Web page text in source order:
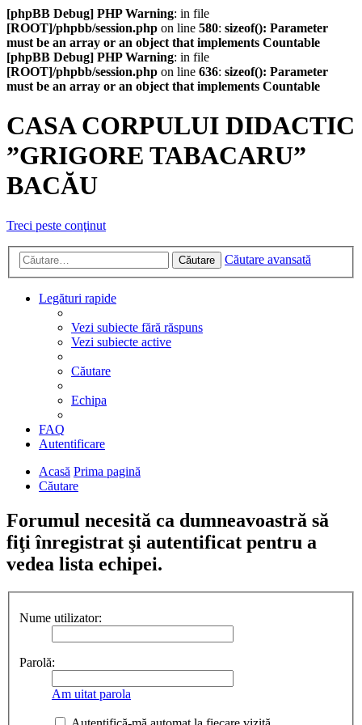
[phpBB Debug] PHP Warning: in file
[ROOT]/phpbb/session.php on line 580: sizeof(): Parameter
must be an array or an object that implements Countable
[phpBB Debug] PHP Warning: in file
[ROOT]/phpbb/session.php on line 636: sizeof(): Parameter
must be an array or an object that implements Countable
CASA CORPULUI DIDACTIC
”GRIGORE TABACARU”
BACĂU
Treci peste conţinut
Căutare Căutare avansată
Legături rapide
Vezi subiecte fără răspuns
Vezi subiecte active
Căutare
Echipa
FAQ
Autentificare
Acasă Prima pagină
Căutare
Forumul necesită ca dumneavoastră să
fiţi înregistrat şi autentificat pentru a
vedea lista echipei.
Nume utilizator:
Parolă:
Am uitat parola